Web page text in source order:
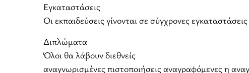
Εγκαταστάσεις
Οι εκπαιδεύσεις γίνονται σε σύγχρονες
Διπλώματα
Όλοι θα λάβουν διεθνείς
αναγνωρισμένες πιστοποιήσεις αναγραφόμενες η